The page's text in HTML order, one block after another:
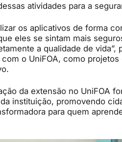
atividades para a
os aplicativos de forma
eles se sintam mais
a qualidade de
o UniFOA, como
da extensão no UniFOA
instituição, promovendo
para quem